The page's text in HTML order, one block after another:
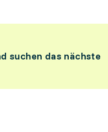
suchen das nächste